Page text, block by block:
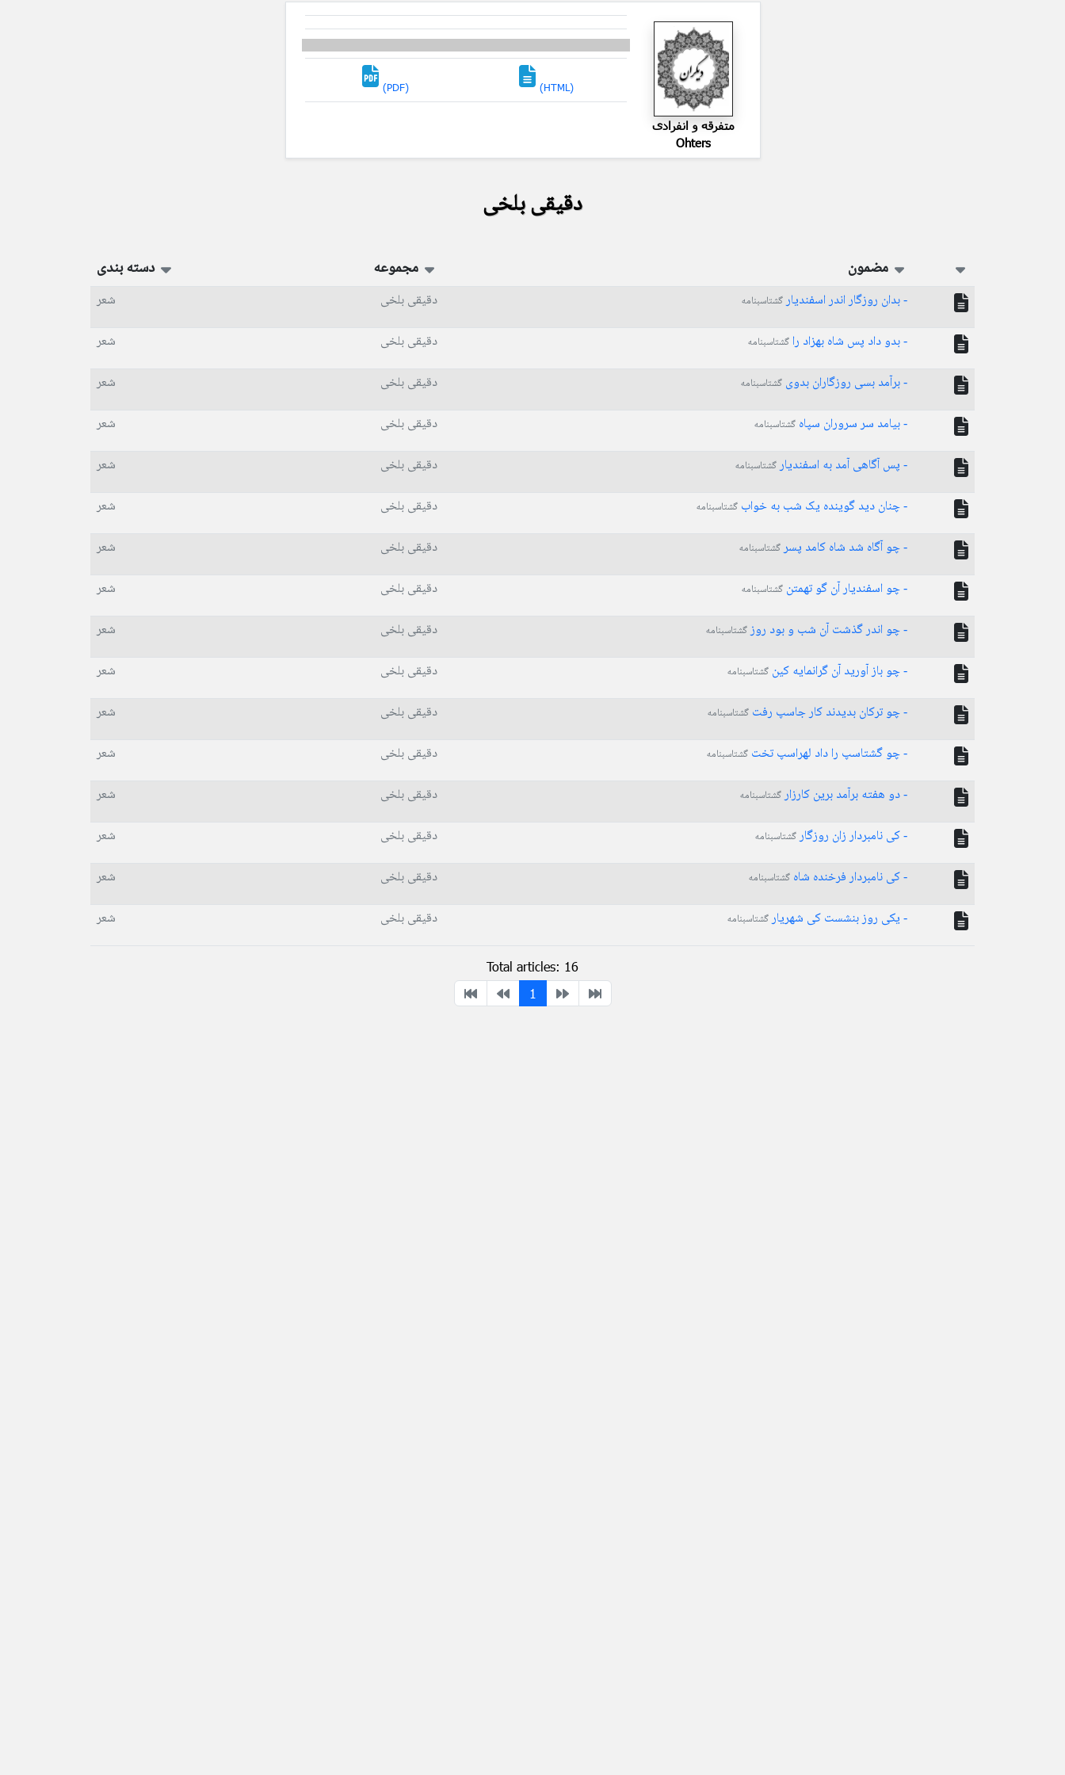
(PDF) (HTML)
متفرقه و انفرادی
Ohters
دقیقی بلخی
مضمون مجموعه دسته بندی
- بدان روزگار اندر اسفندیارگشتاسبنامه دقیقی بلخی
شعر
- بدو داد پس شاه بهزاد را گشتاسبنامه دقیقی بلخی
شعر
- برآمد بسی روزگاران بدوی گشتاسبنامه دقیقی بلخی
شعر
- بیامد سر سروران سپاه گشتاسبنامه دقیقی بلخی
شعر
- پس آگاهی آمد به اسفندیارگشتاسبنامه دقیقی بلخی
شعر
- چنان دید گوینده یک شب به خواب گشتاسبنامه دقیقی بلخی
شعر
- چو آگاه شد شاه کامد پسرگشتاسبنامه دقیقی بلخی
شعر
- چو اسفندیار آن گو تهمتن گشتاسبنامه دقیقی بلخی
شعر
- چو اندر گذشت آن شب و بود روزگشتاسبنامه دقیقی بلخی
شعر
- چو باز آورید آن گرانمایه کین گشتاسبنامه دقیقی بلخی
شعر
- چو ترکان بدیدند کار جاسپ رفت گشتاسبنامه دقیقی بلخی
شعر
- چو گشتاسپ را داد لهراسپ تخت گشتاسبنامه دقیقی بلخی
شعر
- دو هفته برآمد برین کارزارگشتاسبنامه دقیقی بلخی
شعر
- کی نامبردار زان روزگارگشتاسبنامه دقیقی بلخی
شعر
- کی نامبردار فرخنده شاه گشتاسبنامه دقیقی بلخی
شعر
- یکی روز بنشست کی شهریارگشتاسبنامه دقیقی بلخی شعر
Total articles: 16
1